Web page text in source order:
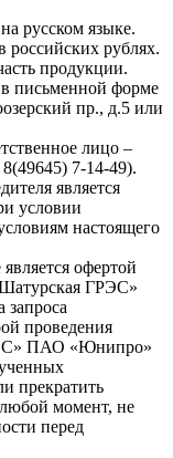
русском языке.
рублях.
продукции.
письменной форме
пр., д.5 или
лицо –
7-14-49).
является
условии
настоящего
офертой
ГРЭС»
проведения
ПАО «Юнипро»
прекратить
момент, не
перед